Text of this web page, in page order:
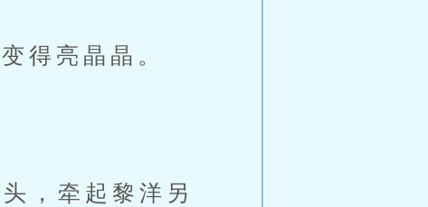
得亮晶晶。
，牵起黎洋另